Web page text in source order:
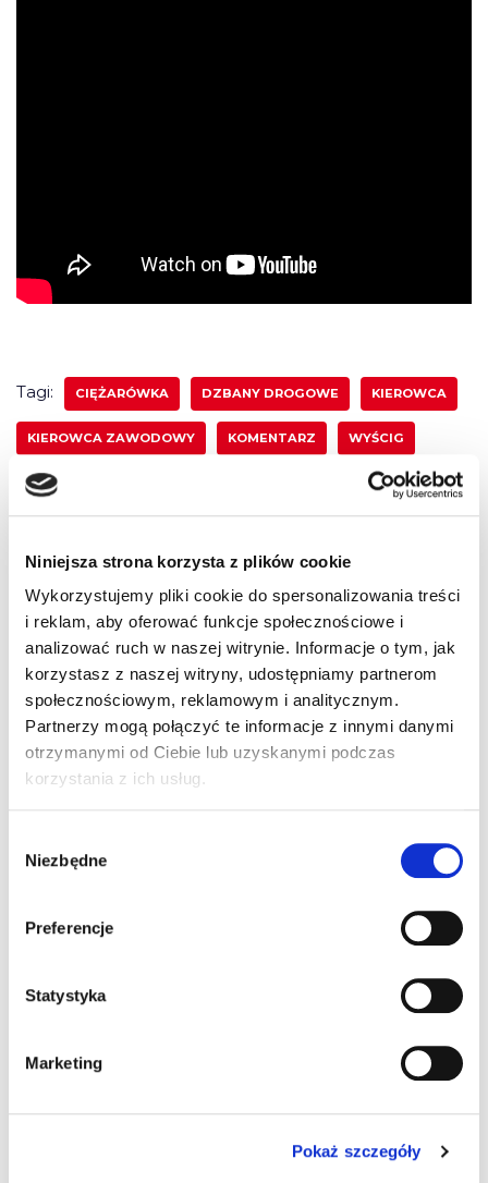
Niniejsza strona korzysta z plików cookie
Wykorzystujemy pliki cookie do spersonalizowania treści
i reklam, aby oferować funkcje społecznościowe i
analizować ruch w naszej witrynie. Informacje o tym, jak
korzystasz z naszej witryny, udostępniamy partnerom
społecznościowym, reklamowym i analitycznym.
Partnerzy mogą połączyć te informacje z innymi danymi
otrzymanymi od Ciebie lub uzyskanymi podczas
korzystania z ich usług.
zgody
Niezbędne
Preferencje
Statystyka
Marketing
Pokaż szczegóły
Tagi: CIĘŻARÓWKA DZBANY DROGOWE KIEROWCA
KIEROWCA ZAWODOWY KOMENTARZ WYŚCIG
7 komentarzy do “Co w głowie? Nic –
Dzbany drogowe z naszym
komentarzem”
Pingback: führerschein kaufen klasse b
Pingback: ห้องพักรายวัน ใกล้คู้บอน
Pingback:https://library.kiu.ac.ug/